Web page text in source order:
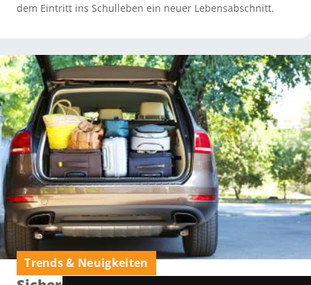
dem Eintritt ins Schulleben ein neuer Lebensabschnitt.
Trends & Neuigkeiten